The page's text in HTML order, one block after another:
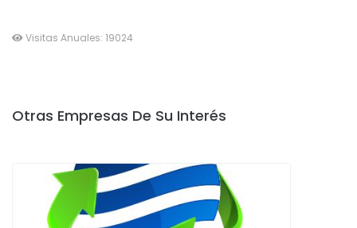
Visitas Anuales: 19024
Otras Empresas De Su Interés